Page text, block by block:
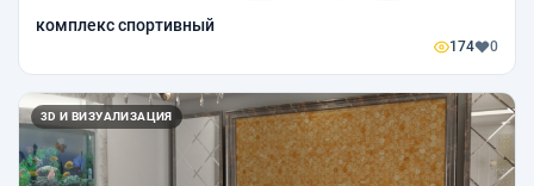
комплекс спортивный
174 0
3D И ВИЗУАЛИЗАЦИЯ